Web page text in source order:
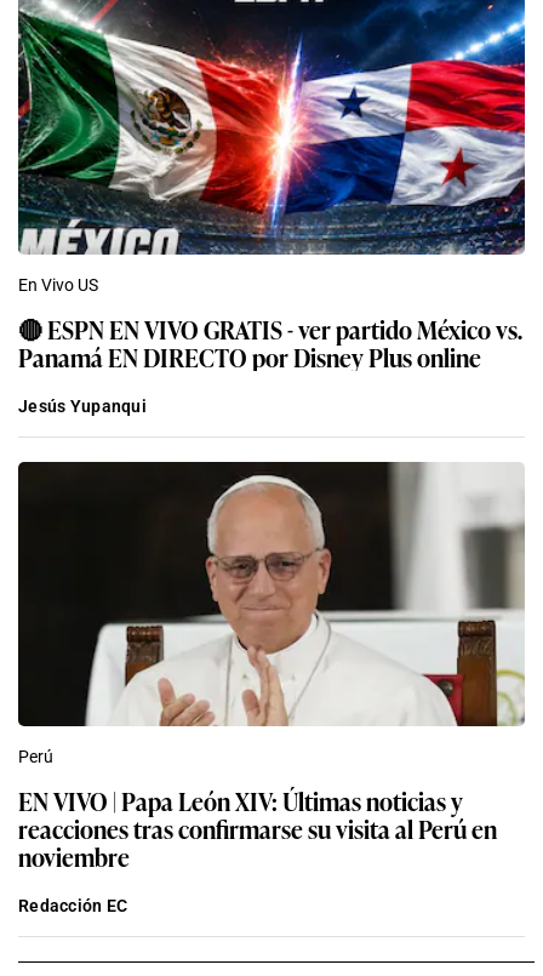
En Vivo US
🔴 ESPN EN VIVO GRATIS - ver partido México vs.
Panamá EN DIRECTO por Disney Plus online
Jesús Yupanqui
Perú
EN VIVO | Papa León XIV: Últimas noticias y
reacciones tras confirmarse su visita al Perú en
noviembre
Redacción EC